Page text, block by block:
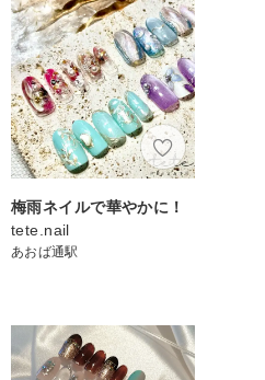
梅雨ネイルで華やかに！
tete.nail
あおば通駅